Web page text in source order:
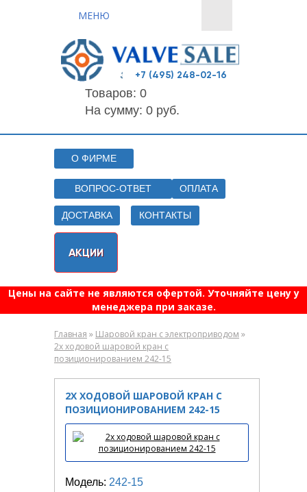
МЕНЮ
+7 (495) 248-02-16
Товаров: 0
На сумму: 0 руб.
О ФИРМЕ
ВОПРОС-ОТВЕТ ОПЛАТА
ДОСТАВКА КОНТАКТЫ
АКЦИИ
Цены на сайте не являются офертой. Уточняйте цену у
менеджера при заказе.
Главная » Шаровой кран с электроприводом »
2х ходовой шаровой кран с
позиционированием 242-15
2Х ХОДОВОЙ ШАРОВОЙ КРАН С
ПОЗИЦИОНИРОВАНИЕМ 242-15
Модель: 242-15